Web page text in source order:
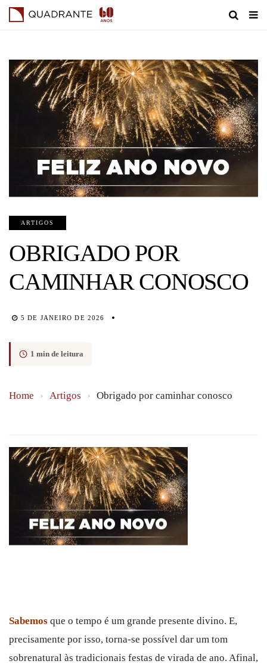
ARTIGOS
OBRIGADO POR
CAMINHAR CONOSCO
5 DE JANEIRO DE 2026
1 min de leitura
Home › Artigos › Obrigado por caminhar conosco
Sabemos que o tempo é um grande presente divino. E,
precisamente por isso, torna-se possível dar um tom
sobrenatural às tradicionais festas de virada de ano. Afinal,